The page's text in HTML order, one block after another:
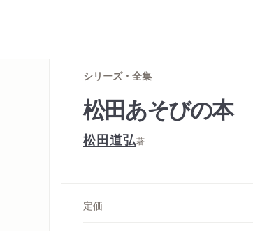
シリーズ・全集
松田あそびの本
松田道弘著
定価 --